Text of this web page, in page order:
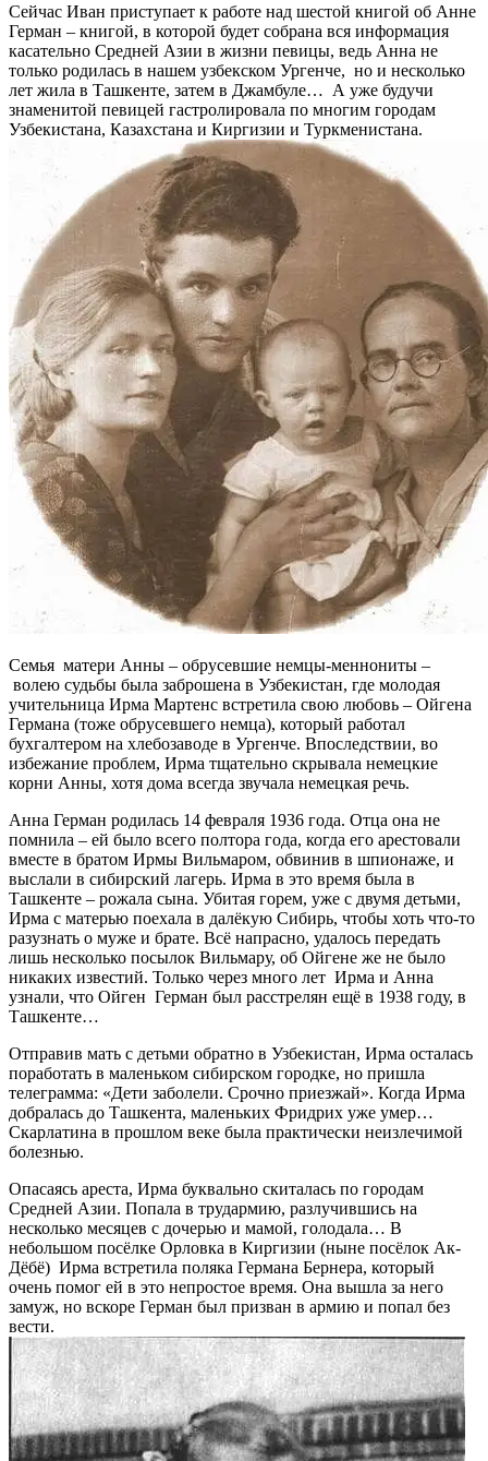
Сейчас Иван приступает к работе над шестой книгой об Анне
Герман – книгой, в которой будет собрана вся информация
касательно Средней Азии в жизни певицы, ведь Анна не
только родилась в нашем узбекском Ургенче, но и несколько
лет жила в Ташкенте, затем в Джамбуле… А уже будучи
знаменитой певицей гастролировала по многим городам
Узбекистана, Казахстана и Киргизии и Туркменистана.
Семья матери Анны – обрусевшие немцы-меннониты –
волею судьбы была заброшена в Узбекистан, где молодая
учительница Ирма Мартенс встретила свою любовь – Ойгена
Германа (тоже обрусевшего немца), который работал
бухгалтером на хлебозаводе в Ургенче. Впоследствии, во
избежание проблем, Ирма тщательно скрывала немецкие
корни Анны, хотя дома всегда звучала немецкая речь.
Анна Герман родилась 14 февраля 1936 года. Отца она не
помнила – ей было всего полтора года, когда его арестовали
вместе в братом Ирмы Вильмаром, обвинив в шпионаже, и
выслали в сибирский лагерь. Ирма в это время была в
Ташкенте – рожала сына. Убитая горем, уже с двумя детьми,
Ирма с матерью поехала в далёкую Сибирь, чтобы хоть что-то
разузнать о муже и брате. Всё напрасно, удалось передать
лишь несколько посылок Вильмару, об Ойгене же не было
никаких известий. Только через много лет Ирма и Анна
узнали, что Ойген Герман был расстрелян ещё в 1938 году, в
Ташкенте…
Отправив мать с детьми обратно в Узбекистан, Ирма осталась
поработать в маленьком сибирском городке, но пришла
телеграмма: «Дети заболели. Срочно приезжай». Когда Ирма
добралась до Ташкента, маленьких Фридрих уже умер…
Скарлатина в прошлом веке была практически неизлечимой
болезнью.
Опасаясь ареста, Ирма буквально скиталась по городам
Средней Азии. Попала в трудармию, разлучившись на
несколько месяцев с дочерью и мамой, голодала… В
небольшом посёлке Орловка в Киргизии (ныне посёлок Ак-
Дёбё) Ирма встретила поляка Германа Бернера, который
очень помог ей в это непростое время. Она вышла за него
замуж, но вскоре Герман был призван в армию и попал без
вести.